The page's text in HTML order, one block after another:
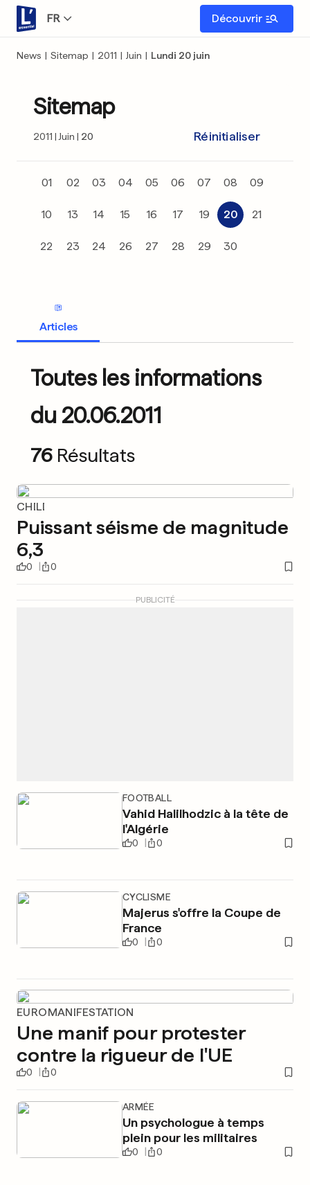
FR Découvrir
News | Sitemap | 2011 | Juin | Lundi 20 juin
Sitemap
2011 Juin 20 Réinitialiser
01 02 03 04 05 06 07 08 09
10 13 14 15 16 17 19 20 21
22 23 24 26 27 28 29 30
Articles
Toutes les informations
du 20.06.2011
76 Résultats
CHILI
Puissant séisme de magnitude
6,3
0 0
FOOTBALL
Vahid Halilhodzic à la tête de
l'Algérie
0 0
CYCLISME
Majerus s'offre la Coupe de
France
0 0
PUBLICITÉ
EUROMANIFESTATION
Une manif pour protester
contre la rigueur de l'UE
0 0
ARMÉE
Un psychologue à temps
plein pour les militaires
0 0